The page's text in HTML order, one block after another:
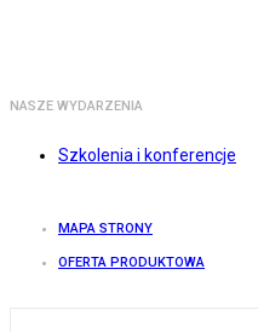
NASZE WYDARZENIA
Szkolenia i konferencje
MAPA STRONY
OFERTA PRODUKTOWA